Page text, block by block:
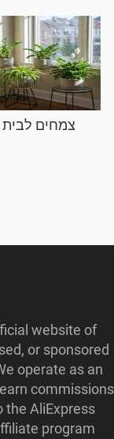
צמחים
website of
or sponsored
operate as an
commissions
the AliExpress
program